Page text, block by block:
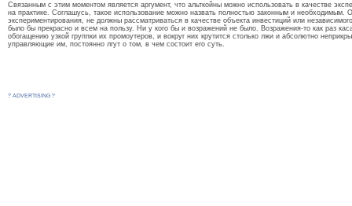
Связанным с этим моментом является аргумент, что альткойны можно использовать в качестве
на практике. Соглашусь, такое использование можно назвать полностью законным и необходимым.
экспериментирования, не должны рассматриваться в качестве объекта инвестиций или
было бы прекрасно и всем на пользу. Ни у кого бы и возражений не было. Возражения-то как раз
обогащению узкой группки их промоутеров, и вокруг них крутится столько лжи и абсолютно
управляющие им, постоянно лгут о том, в чем состоит его суть.
? ADVERTISING ?